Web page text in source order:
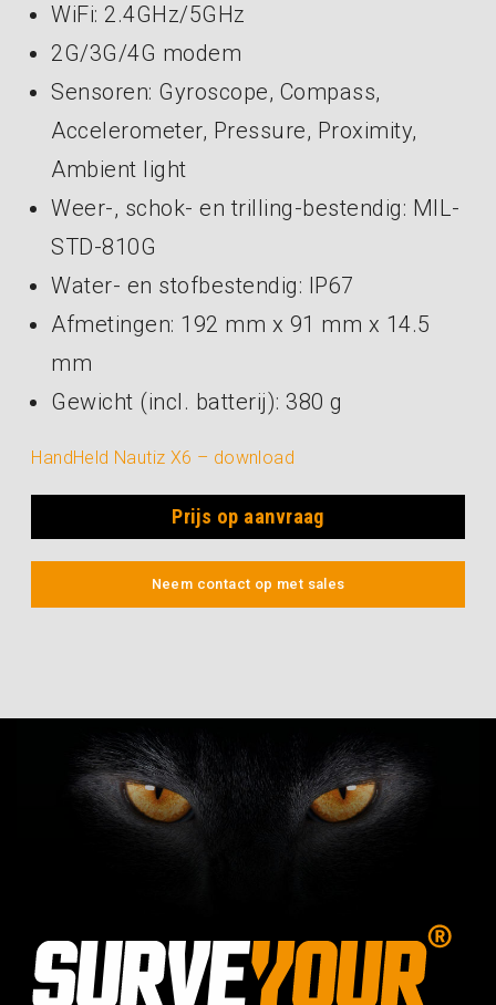
WiFi: 2.4GHz/5GHz
2G/3G/4G modem
Sensoren: Gyroscope, Compass,
Accelerometer, Pressure, Proximity,
Ambient light
Weer-, schok- en trilling-bestendig: MIL-
STD-810G
Water- en stofbestendig: IP67
Afmetingen: 192 mm x 91 mm x 14.5
mm
Gewicht (incl. batterij): 380 g
HandHeld Nautiz X6 – download
Prijs op aanvraag
Neem contact op met sales